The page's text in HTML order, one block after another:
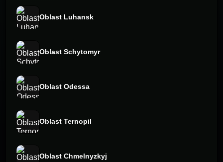
Oblast Luhansk
Oblast Schytomyr
Oblast Odessa
Oblast Ternopil
Oblast Chmelnyzkyj